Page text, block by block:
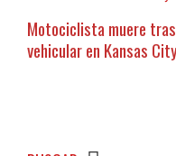
Motociclista muere
vehicular en Kansas